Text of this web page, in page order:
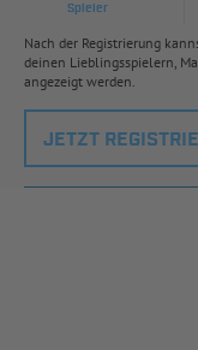
Spieler
Nach der Registrierung
deinen Lieblingsspielern,
angezeigt werden.
JETZT